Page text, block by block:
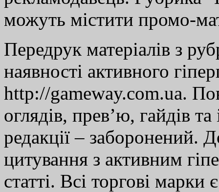
можуть містити промо-
Передрук матеріалів з
наявності активного
http://gameway.com.ua.
оглядів, прев’ю, гайдів
редакції – заборонений.
цитування з активним
статті. Всі торгові марки